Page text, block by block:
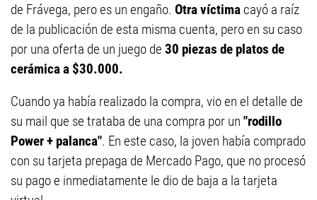
de Frávega, pero es un engaño. Otra víctima cayó a raíz
de la publicación de esta misma cuenta, pero en su caso
por una oferta de un juego de 30 piezas de platos de
cerámica a $30.000.
Cuando ya había realizado la compra, vio en el detalle de
su mail que se trataba de una compra por un "rodillo
Power + palanca". En este caso, la joven había comprado
con su tarjeta prepaga de Mercado Pago, que no procesó
su pago e inmediatamente le dio de baja a la tarjeta